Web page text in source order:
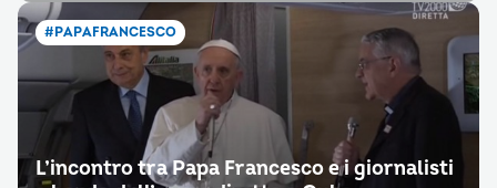
#PAPAFRANCESCO
L’incontro tra Papa Francesco e i giornalisti